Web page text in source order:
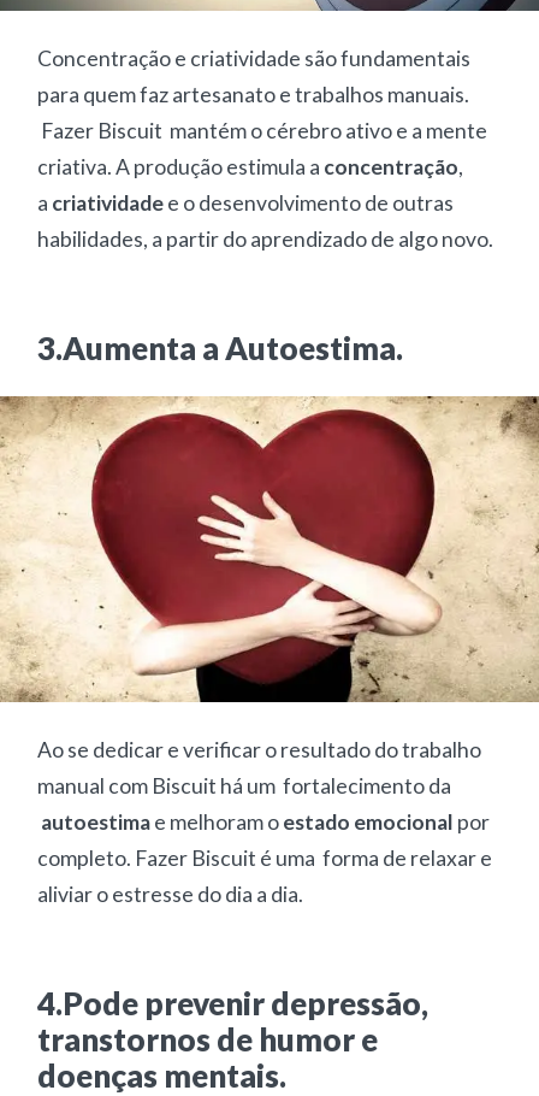
Concentração e criatividade são fundamentais
para quem faz artesanato e trabalhos manuais.
Fazer Biscuit mantém o cérebro ativo e a mente
criativa. A produção estimula a concentração,
a criatividadee o desenvolvimento de outras
habilidades, a partir do aprendizado de algo novo.
3.Aumenta a Autoestima.
Ao se dedicar e verificar o resultado do trabalho
manual com Biscuit há um fortalecimento da
autoestimae melhoram oestado emocional por
completo. Fazer Biscuit é uma forma de relaxar e
aliviar o estresse do dia a dia.
4.Pode prevenir depressão,
transtornos de humor e
doenças mentais.